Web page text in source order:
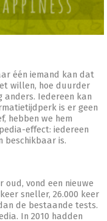
één iemand kan dat
willen, hoe duurder
Iedereen kan
is er geen
hebben we hem
effect: iedereen
beschikbaar is.
oud, vond een nieuwe
sneller, 26.000 keer
de bestaande tests.
In 2010 hadden